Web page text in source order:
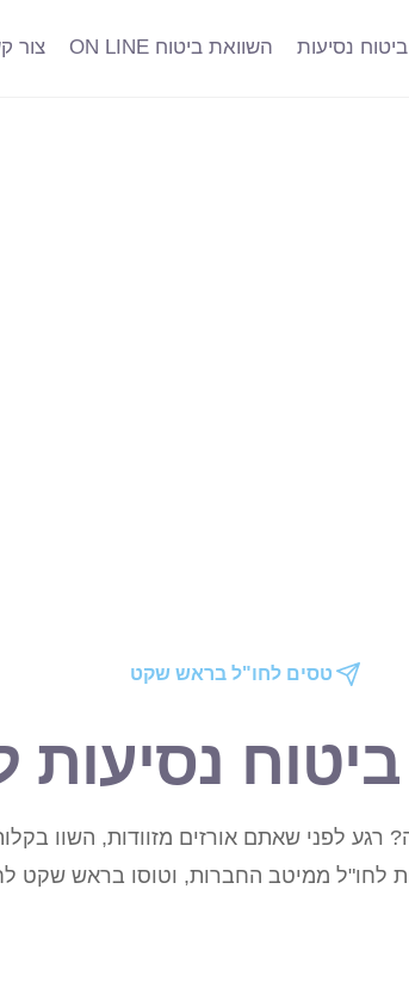
נסיעות השוואת ביטוח ON LINE צור
טסים לחו"ל בראש שקט
נסיעות
לפני שאתם אורזים מזוודות, השוו בקלות
לחו"ל ממיטב החברות, וטוסו בראש שקט